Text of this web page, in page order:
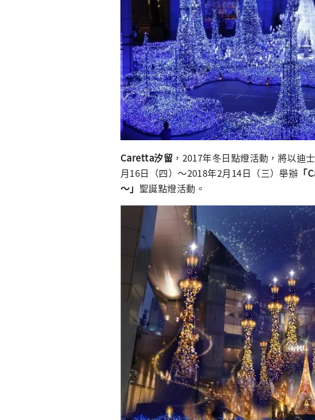
Caretta汐留 ，2017年冬日點燈活動，將以迪
月16日（四）～2018年2月14日（三）舉辦
～」 聖誕點燈活動。